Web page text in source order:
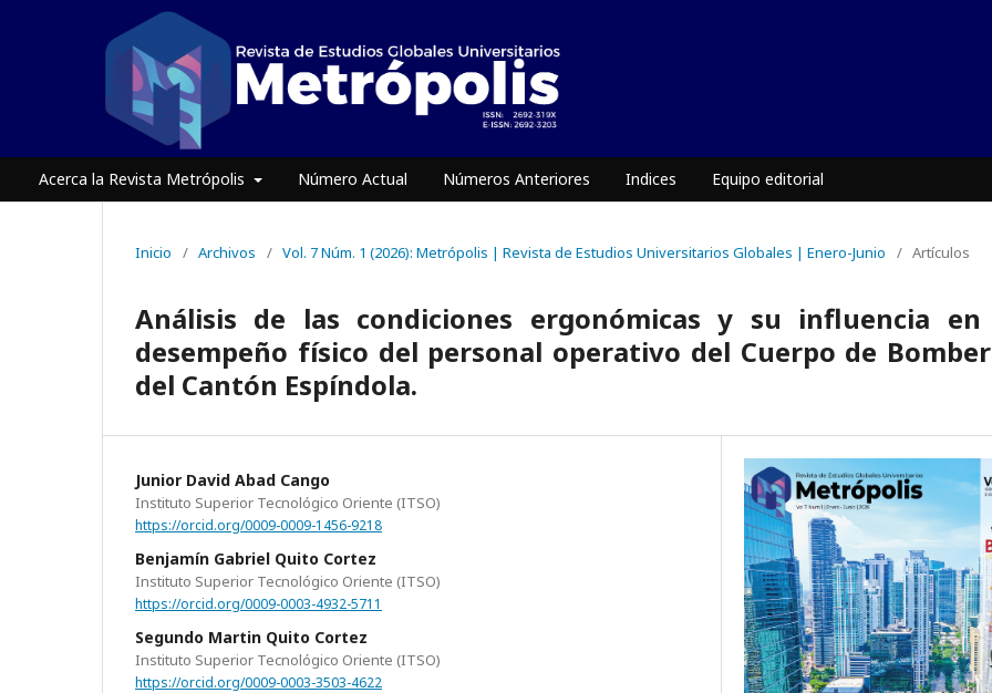
Acerca la Revista Metrópolis Número Actual Números Anteriores Indices Equipo editorial
Inicio / Archivos / Vol. 7 Núm. 1 (2026): Metrópolis | Revista de Estudios Universitarios Globales | Enero-Junio / Artículos
Análisis de las condiciones ergonómicas y su influencia
desempeño físico del personal operativo del Cuerpo de
del Cantón Espíndola.
Junior David Abad Cango
Instituto Superior Tecnológico Oriente (ITSO)
https://orcid.org/0009-0009-1456-9218
Benjamín Gabriel Quito Cortez
Instituto Superior Tecnológico Oriente (ITSO)
https://orcid.org/0009-0003-4932-5711
Segundo Martin Quito Cortez
Instituto Superior Tecnológico Oriente (ITSO)
https://orcid.org/0009-0003-3503-4622